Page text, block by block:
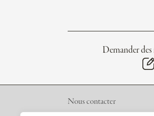
Demander
Nous contacter